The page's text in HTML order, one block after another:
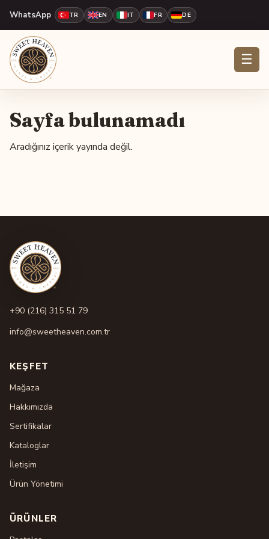
WhatsApp TR EN IT FR DE
☰
Sayfa bulunamadı
Aradığınız içerik yayında değil.
+90 (216) 315 51 79
info@sweetheaven.com.tr
KEŞFET
Mağaza
Hakkımızda
Sertifikalar
Kataloglar
İletişim
Ürün Yönetimi
ÜRÜNLER